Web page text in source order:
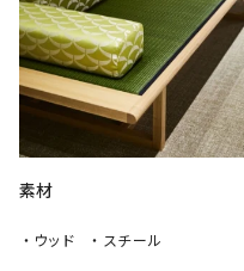
素材
・ウッド ・スチール